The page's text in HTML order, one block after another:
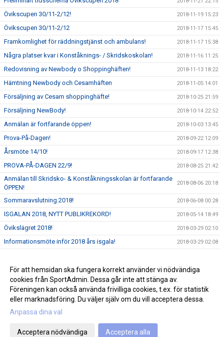
Övikscupen 30/11-2/12! 2018-11-19 15:23
Övikscupen 30/11-2/12 2018-11-17 15:45
Framkomlighet för räddningstjänst och ambulans! 2018-11-17 15:38
Några platser kvar i Konståknings- / Skridskoskolan! 2018-11-16 11:25
Redovisning av Newbody o Shoppinghäften! 2018-11-13 18:22
Hämtning Newbody och Cesamhäften 2018-11-05 14:01
Försäljning av Cesam shoppinghäfte! 2018-10-25 21:59
Försäljning NewBody! 2018-10-14 22:52
Anmälan är fortfarande öppen! 2018-10-03 13:45
Prova-På-Dagen! 2018-09-22 12:09
Årsmöte 14/10! 2018-09-17 12:38
PROVA-PÅ-DAGEN 22/9! 2018-08-25 21:42
Anmälan till Skridsko- & Konståkningsskolan är fortfarande
ÖPPEN!
2018-08-06 20:18
Sommaravslutning 2018! 2018-06-08 00:28
ISGALAN 2018, NYTT PUBLIKREKORD! 2018-05-14 18:49
Övikslägret 2018! 2018-03-29 02:10
Informationsmöte inför 2018 års isgala! 2018-03-29 02:08
Resultat höga kusten cupen 2018 2018-02-15 16:50
Övikslägret 2018! 2018-02-15 16:49
Gå till Webbversion
För att hemsidan ska fungera korrekt använder vi nödvändiga
cookies från SportAdmin. Dessa går inte att stänga av.
Föreningen kan också använda frivilliga cookies, t.ex. för statistik
eller marknadsföring. Du väljer själv om du vill acceptera dessa.
Anpassa dina val
Acceptera nödvändiga Acceptera alla